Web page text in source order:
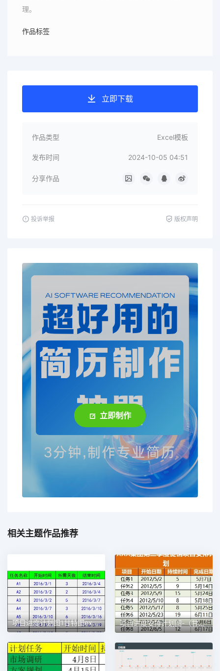
理。
作品标签
立即下载
作品类型 Excel模板
发布时间 2024-10-05 04:51
分享作品
投诉举报 版权声明
立即制作
相关主题作品推荐
项目进度计划图1甘特图excel模板 项目进度安排计划图-（甘特图）1甘特图excel模板